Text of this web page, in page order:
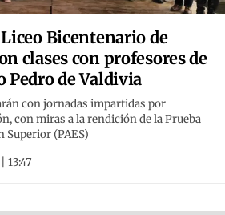
Bicentenario de
clases con profesores de
de Valdivia
con jornadas impartidas por
con miras a la rendición de la Prueba
Superior (PAES)
13:47